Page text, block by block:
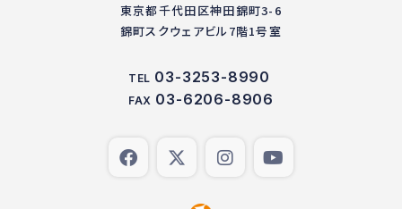
東京都千代田区神田錦町3-6
錦町スクウェアビル7階1号室
TEL 03-3253-8990
FAX 03-6206-8906